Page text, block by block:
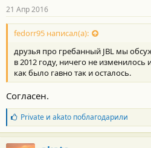
н
о
с
и
:
21 Апр 2016
fedorr95 написал(а):
друзья про гребанный JBL мы
в 2012 году, ничего не изменилось
как было гавно так и осталось.
Согласен.
Б
л
а
г
Privateи akatoпоблагодарили